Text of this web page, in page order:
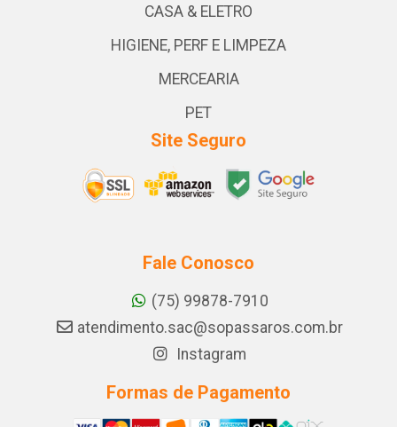
CASA & ELETRO
HIGIENE, PERF E LIMPEZA
MERCEARIA
PET
Site Seguro
Fale Conosco
(75) 99878-7910
atendimento.sac@sopassaros.com.br
Instagram
Formas de Pagamento